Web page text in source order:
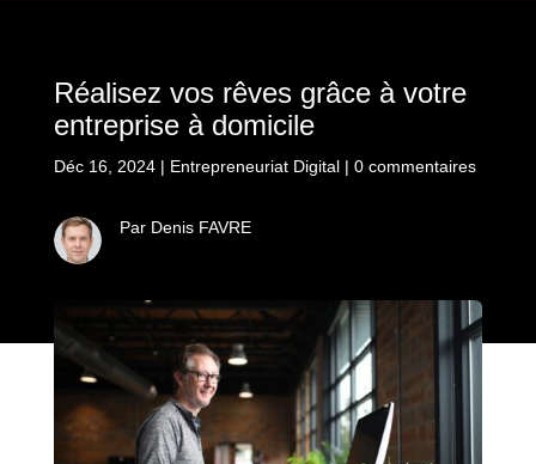
Réalisez vos rêves grâce à votre
entreprise à domicile
Déc 16, 2024| Entrepreneuriat Digital| 0 commentaires
Par Denis FAVRE